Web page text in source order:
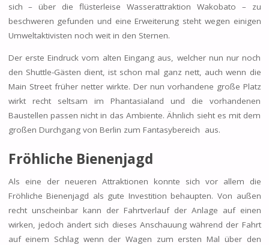
sich – über die flüsterleise Wasserattraktion Wakobato – zu
beschweren gefunden und eine Erweiterung steht wegen einigen
Umweltaktivisten noch weit in den Sternen.
Der erste Eindruck vom alten Eingang aus, welcher nun nur noch
den Shuttle-Gästen dient, ist schon mal ganz nett, auch wenn die
Main Street früher netter wirkte. Der nun vorhandene große Platz
wirkt recht seltsam im Phantasialand und die vorhandenen
Baustellen passen nicht in das Ambiente. Ähnlich sieht es mit dem
großen Durchgang von Berlin zum Fantasybereich aus.
Fröhliche Bienenjagd
Als eine der neueren Attraktionen konnte sich vor allem die
Fröhliche Bienenjagd als gute Investition behaupten. Von außen
recht unscheinbar kann der Fahrtverlauf der Anlage auf einen
wirken, jedoch ändert sich dieses Anschauung während der Fahrt
auf einem Schlag wenn der Wagen zum ersten Mal über den